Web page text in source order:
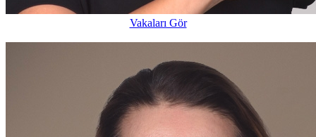
Vakaları Gör